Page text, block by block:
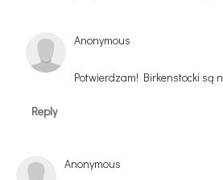
Anonymous
Potwierdzam! Birkenstocki są
Reply
Anonymous